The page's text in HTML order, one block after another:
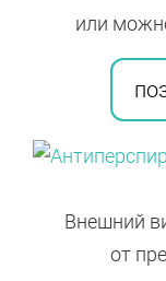
или
Внешний
от